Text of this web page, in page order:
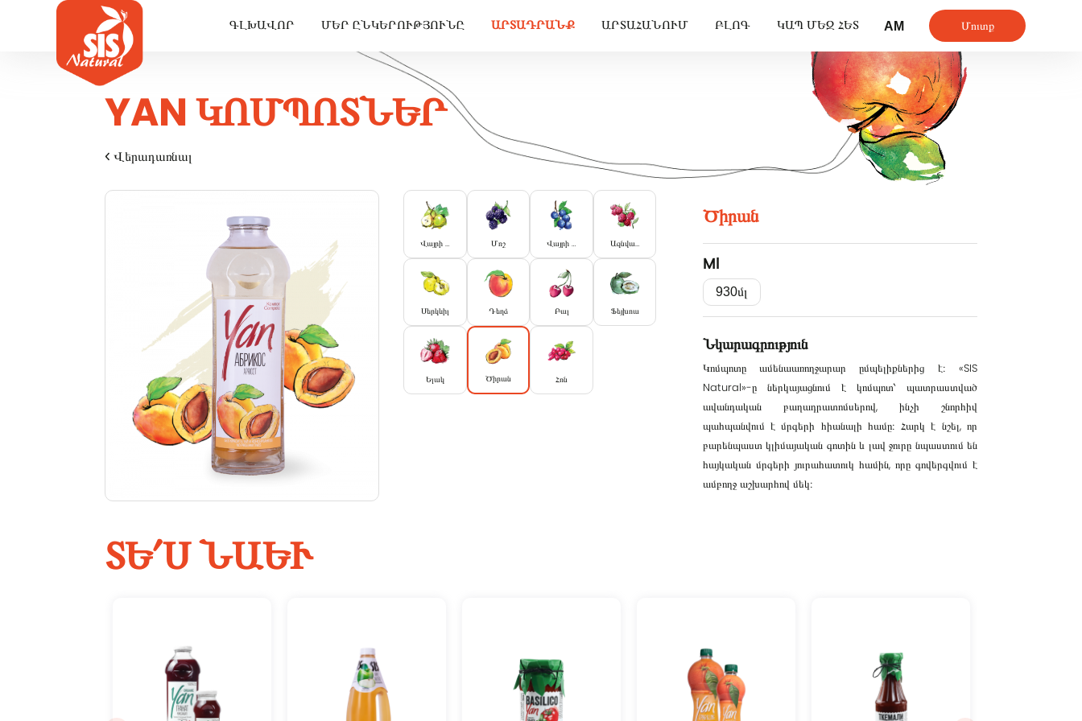
ԳԼԽԱՎՈՐ ՄԵՐ ԸՆԿԵՐՈՒԹՅՈՒՆԸ ԱՐՏԱԴՐԱՆՔ ԱՐՏԱՀԱՆՈՒՄ ԲԼՈԳ ԿԱՊ ՄԵԶ ՀԵՏ AM Մուտք
Մուտք
YAN ԿՈՄՊՈՏՆԵՐ
Վերադառնալ
Վայրի տանձ Մոշ Վայրի սալոր Ազնվամորի
Սերկևիլ Դեղձ Բալ Ֆեյխոա
Ելակ Ծիրան Հոն
Ծիրան
Ml
930մլ
Նկարագրություն
Կոմպոտը ամենաառողջարար ըմպելիքներից է։ «SIS
Natural»-ը ներկայացնում է կոմպոտ՝ պատրաստված
ավանդական բաղադրատոմսերով, ինչի շնորհիվ
պահպանվում է մրգերի հիանալի համը։ Հարկ է նշել, որ
բարենպաստ կլիմայական գոտին և լավ ջուրը նպաստում են
հայկական մրգերի յուրահատուկ համին, որը գովերգվում է
ամբողջ աշխարհով մեկ։
ՏԵ՛Ս ՆԱԵՒ